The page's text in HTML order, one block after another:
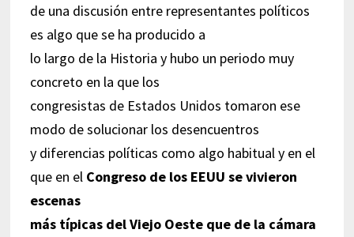
de una discusión entre representantes políticos
es algo que se ha producido a
lo largo de la Historia y hubo un periodo muy
concreto en la que los
congresistas de Estados Unidos tomaron ese
modo de solucionar los desencuentros
y diferencias políticas como algo habitual y en el
que en el Congreso de los EEUU se vivieron
escenas
más típicas del Viejo Oeste que de la cámara